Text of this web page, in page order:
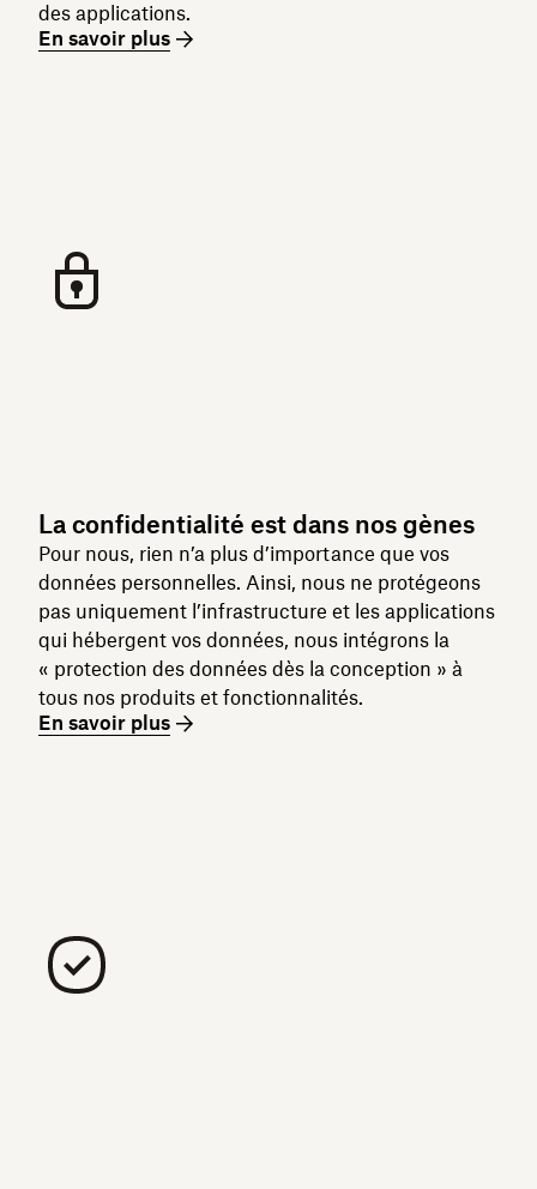
des applications.
En savoir plus
La confidentialité est dans nos gènes
Pour nous, rien n’a plus d’importance que vos
données personnelles. Ainsi, nous ne protégeons
pas uniquement l’infrastructure et les applications
qui hébergent vos données, nous intégrons la
« protection des données dès la conception » à
tous nos produits et fonctionnalités.
En savoir plus